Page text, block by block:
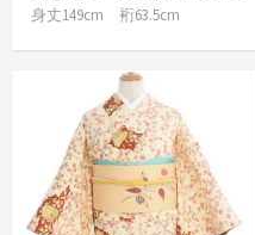
身丈149cm 裄63.5cm